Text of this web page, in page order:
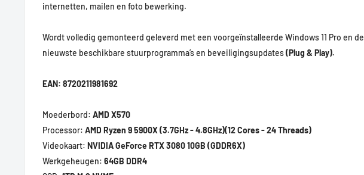
internetten, mailen en foto bewerking.
Wordt volledig gemonteerd geleverd met een voorgeïnstalleerde Windows 11 Pro en de
nieuwste beschikbare stuurprogramma’s en beveiligingsupdates(Plug & Play).
EAN: 8720211981692
Moederbord: AMD X570
Processor: AMD Ryzen 9 5900X (3.7GHz - 4.8GHz)(12 Cores - 24 Threads)
Videokaart: NVIDIA GeForce RTX 3080 10GB (GDDR6X)
Werkgeheugen: 64GB DDR4